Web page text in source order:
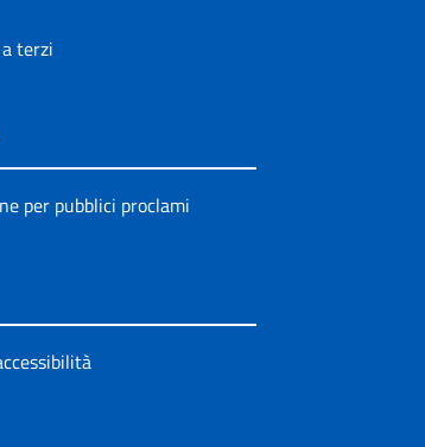
terzi
per pubblici proclami